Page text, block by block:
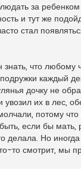
за
и тут же
стал
что любому
каждый
дочку не
увозил их в лес,
потому
если бы мать,
делала. Но
то смотрит, мы